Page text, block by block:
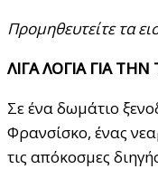
Προμηθευτείτε τα
ΛΙΓΑ ΛΟΓΙΑ ΓΙΑ ΤΗΝ
Σε ένα δωμάτιο
Φρανσίσκο, ένας
τις απόκοσμες